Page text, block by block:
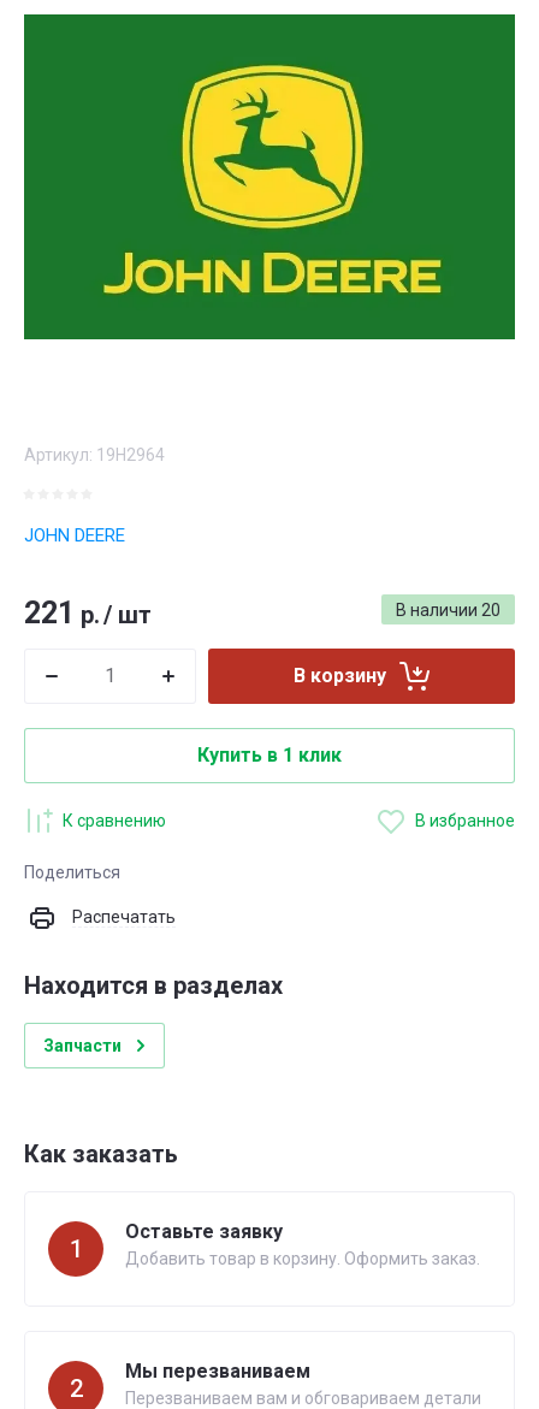
Артикул: 19H2964
JOHN DEERE
В наличии 20
221 р./ шт
В корзину
Купить в 1 клик
К сравнению В избранное
Поделиться
Распечатать
Находится в разделах
Запчасти
Как заказать
1
Оставьте заявку
Добавить товар в корзину. Оформить заказ.
2
Мы перезваниваем
Перезваниваем вам и обговариваем детали